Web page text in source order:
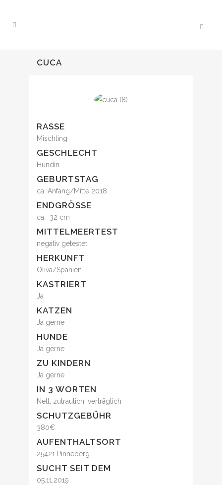
CUCA
RASSE
Mischling
GESCHLECHT
Hündin
GEBURTSTAG
ca. Anfang/Mitte 2018
ENDGRÖSSE
ca. 32 cm
MITTELMEERTEST
negativ getestet
HERKUNFT
Oliva/Spanien
KASTRIERT
Ja
KATZEN
Ja gerne
HUNDE
Ja gerne
ZU KINDERN
Ja gerne
IN 3 WORTEN
Nett, zutraulich, verträglich
SCHUTZGEBÜHR
380€
AUFENTHALTSORT
25421 Pinneberg
SUCHT SEIT DEM
05.11.2019